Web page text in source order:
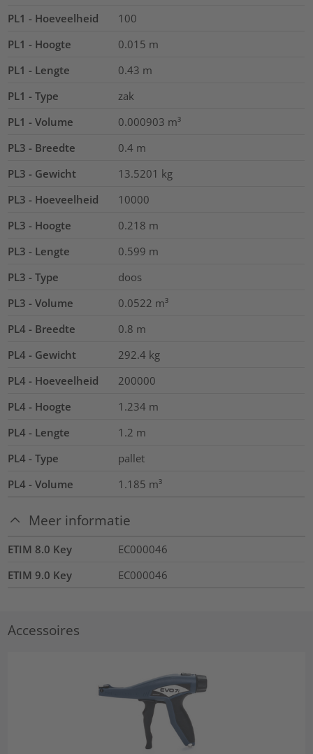
PL1 - Hoeveelheid
100
PL1 - Hoogte
0.015 m
PL1 - Lengte
0.43 m
PL1 - Type
zak
PL1 - Volume
0.000903 m³
PL3 - Breedte
0.4 m
PL3 - Gewicht
13.5201 kg
PL3 - Hoeveelheid
10000
PL3 - Hoogte
0.218 m
PL3 - Lengte
0.599 m
PL3 - Type
doos
PL3 - Volume
0.0522 m³
PL4 - Breedte
0.8 m
PL4 - Gewicht
292.4 kg
PL4 - Hoeveelheid
200000
PL4 - Hoogte
1.234 m
PL4 - Lengte
1.2 m
PL4 - Type
pallet
PL4 - Volume
1.185 m³
Meer informatie
ETIM 8.0 Key
EC000046
ETIM 9.0 Key
EC000046
Accessoires